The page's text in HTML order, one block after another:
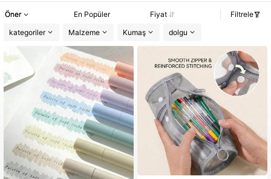
Öner En Popüler Fiyat
Filtrele
kategoriler
Malzeme Kumaş dolgu